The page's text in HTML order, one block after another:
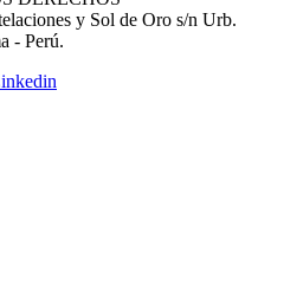
y Sol de Oro s/n Urb.
- Perú.